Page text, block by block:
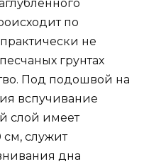
по
не
грунтах
Под подошвой на
вспучивание
слой имеет
служит
дна